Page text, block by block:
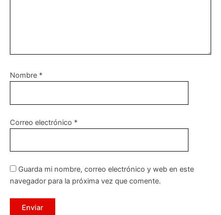
Nombre *
Correo electrónico *
Guarda mi nombre, correo electrónico y web en este
navegador para la próxima vez que comente.